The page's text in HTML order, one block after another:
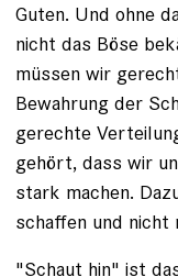
Guten. Und ohne
nicht das Böse
müssen wir
Bewahrung der
gerechte
gehört, dass wir
stark ­machen.
schaffen und nicht
"Schaut hin" ist